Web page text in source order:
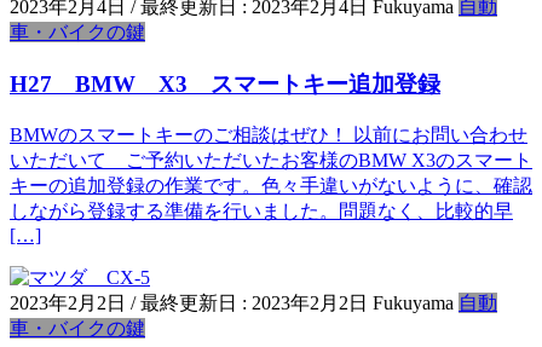
2023年2月4日 / 最終更新日 : 2023年2月4日 Fukuyama 自動
車・バイクの鍵
H27 BMW X3 スマートキー追加登録
BMWのスマートキーのご相談はぜひ！ 以前にお問い合わせ
いただいて ご予約いただいたお客様のBMW X3のスマート
キーの追加登録の作業です。色々手違いがないように、確認
しながら登録する準備を行いました。問題なく、比較的早
[…]
2023年2月2日 / 最終更新日 : 2023年2月2日 Fukuyama 自動
車・バイクの鍵